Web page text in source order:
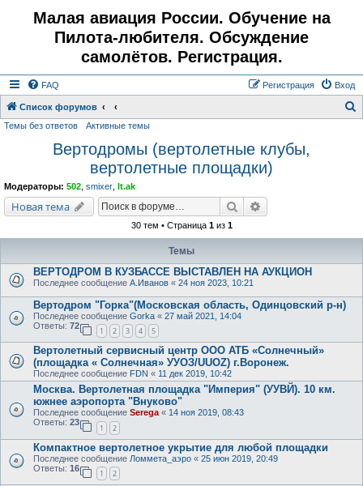
Малая авиация России. Обучение на
Пилота-любителя. Обсуждение
самолётов. Регистрация.
FAQ Вход
Регистрация
Список форумов
Темы без ответов Активные темы
Вертодромы (вертолетные клубы,
вертолетные площадки)
Модераторы: 502 smixer lt.ak
Новая тема Поиск
30 тем • Страница 1из 1
Темы
ВЕРТОДРОМ В КУЗБАССЕ ВЫСТАВЛЕН НА АУКЦИОН
Последнее сообщение А.Иванов « 24 ноя 2023, 10:21
Вертодром "Горка"(Московская область, Одинцовский р-н)
Последнее сообщение Gorka « 27 май 2021, 14:04
Ответы: 72
1 2 3 4 5
Вертолетный сервисный центр ООО АТБ «Солнечный»
(площадка « Солнечная» УУОЗ/UUOZ) г.Воронеж.
Последнее сообщение FDN « 11 дек 2019, 10:42
Москва. Вертолетная площадка "Империя" (УУВЙ). 10 км.
южнее аэропорта "Внуково"
Последнее сообщение Serega « 14 ноя 2019, 08:43
Ответы: 23
1 2
Компактное вертолетное укрытие для любой площадки
Последнее сообщение Ломмета_аэро « 25 июн 2019, 20:49
Ответы: 16
1 2